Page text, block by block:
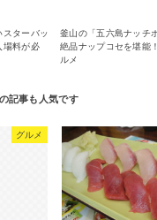
スターバッ
場料が必
釜山の「五六島ナッチ
絶品ナップコセを堪能
ルメ
グルメ